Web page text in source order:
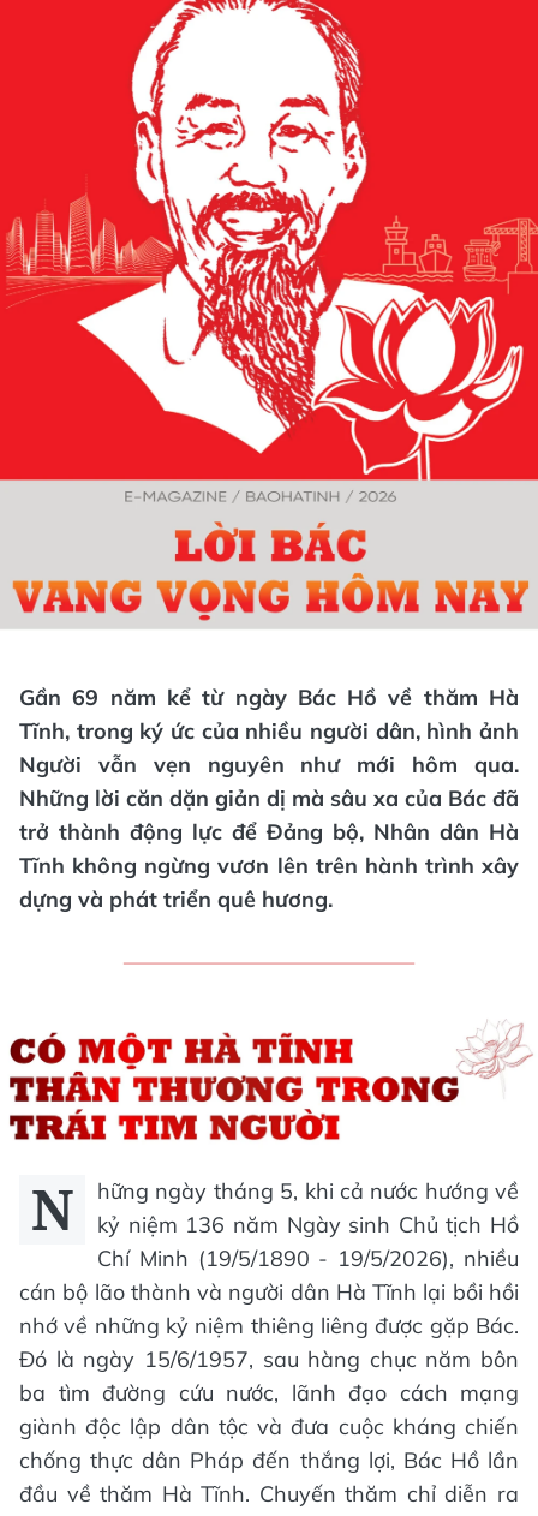
Gần 69 năm kể từ ngày Bác Hồ về thăm Hà
Tĩnh, trong ký ức của nhiều người dân, hình ảnh
Người vẫn vẹn nguyên như mới hôm qua.
Những lời căn dặn giản dị mà sâu xa của Bác đã
trở thành động lực để Đảng bộ, Nhân dân Hà
Tĩnh không ngừng vươn lên trên hành trình xây
dựng và phát triển quê hương.
N
hững ngày tháng 5, khi cả nước hướng về
kỷ niệm 136 năm Ngày sinh Chủ tịch Hồ
Chí Minh (19/5/1890 - 19/5/2026), nhiều
cán bộ lão thành và người dân Hà Tĩnh lại bồi hồi
nhớ về những kỷ niệm thiêng liêng được gặp Bác.
Đó là ngày 15/6/1957, sau hàng chục năm bôn
ba tìm đường cứu nước, lãnh đạo cách mạng
giành độc lập dân tộc và đưa cuộc kháng chiến
chống thực dân Pháp đến thắng lợi, Bác Hồ lần
đầu về thăm Hà Tĩnh. Chuyến thăm chỉ diễn ra